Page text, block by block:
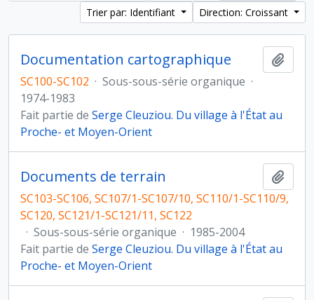
Trier par: Identifiant
Direction: Croissant
Documentation cartographique
SC100-SC102 · Sous-sous-série organique ·
1974-1983
Fait partie de Serge Cleuziou. Du village à l'État au
Proche- et Moyen-Orient
Documents de terrain
SC103-SC106, SC107/1-SC107/10, SC110/1-SC110/9,
SC120, SC121/1-SC121/11, SC122
· Sous-sous-série organique · 1985-2004
Fait partie de Serge Cleuziou. Du village à l'État au
Proche- et Moyen-Orient